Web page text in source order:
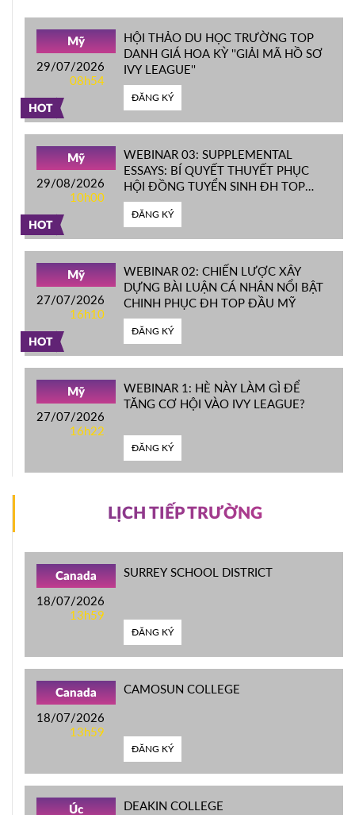
HOT
Mỹ
29/07/2026
08h54
HỘI THẢO DU HỌC TRƯỜNG TOP
DANH GIÁ HOA KỲ ''GIẢI MÃ HỒ SƠ
IVY LEAGUE''
ĐĂNG KÝ
HOT
Mỹ
29/08/2026
10h00
WEBINAR 03: SUPPLEMENTAL
ESSAYS: BÍ QUYẾT THUYẾT PHỤC
HỘI ĐỒNG TUYỂN SINH ĐH TOP
ĐẦU MỸ
ĐĂNG KÝ
HOT
Mỹ
27/07/2026
16h10
WEBINAR 02: CHIẾN LƯỢC XÂY
DỰNG BÀI LUẬN CÁ NHÂN NỔI BẬT
CHINH PHỤC ĐH TOP ĐẦU MỸ
ĐĂNG KÝ
Mỹ
27/07/2026
16h22
WEBINAR 1: HÈ NÀY LÀM GÌ ĐỂ
TĂNG CƠ HỘI VÀO IVY LEAGUE?
ĐĂNG KÝ
LỊCH TIẾP TRƯỜNG
Canada
18/07/2026
13h59
SURREY SCHOOL DISTRICT
ĐĂNG KÝ
Canada
18/07/2026
13h59
CAMOSUN COLLEGE
ĐĂNG KÝ
Úc DEAKIN COLLEGE